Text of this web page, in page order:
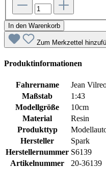
In den Warenkorb
Zum Merkzettel
Produktinformationen
Fahrername
Jean
Maßstab
1:43
Modellgröße
10cm
Material
Resin
Produkttyp
Hersteller
Spark
Herstellernummer S6139
Artikelnummer
20-36139